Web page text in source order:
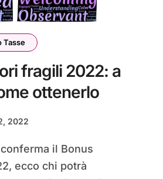
Tasse
fragili 2022: a
ottenerlo
2022
ecco chi potrà